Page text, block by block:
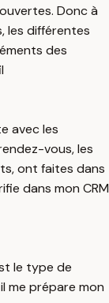
Donc à
les différentes
des
avec les
vous, les
ont faites dans
dans mon CRM
le type de
me prépare mon